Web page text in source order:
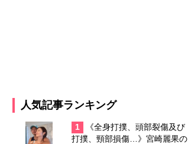
人気記事ランキング
1
《全身打撲、頭部裂傷及び
打撲、頸部損傷…》宮崎麗果の